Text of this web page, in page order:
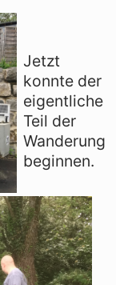
Jetzt
konnte der
eigentliche
Teil der
Wanderung
beginnen.